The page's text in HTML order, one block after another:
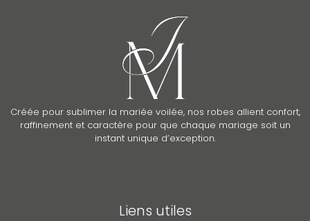
Créée pour sublimer la mariée voilée, nos robes allient confort,
raffinement et caractère pour que chaque mariage soit un
instant unique d’exception.
Liens utiles